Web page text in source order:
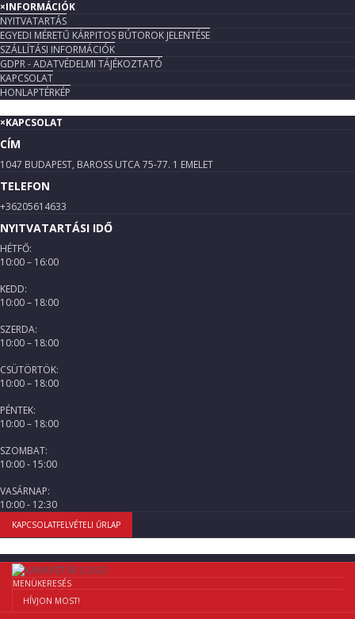
×INFORMÁCIÓK
NYITVATARTÁS
EGYEDI MÉRETŰ KÁRPITOS BÚTOROK JELENTÉSE
SZÁLLÍTÁSI INFORMÁCIÓK
GDPR - ADATVÉDELMI TÁJÉKOZTATÓ
KAPCSOLAT
HONLAPTÉRKÉP
×KAPCSOLAT
CÍM
1047 BUDAPEST, BAROSS UTCA 75-77. 1 EMELET
TELEFON
+36205614633
NYITVATARTÁSI IDŐ
HÉTFŐ:
10:00 – 16:00
KEDD:
10:00 – 18:00
SZERDA:
10:00 – 18:00
CSÜTÖRTÖK:
10:00 – 18:00
PÉNTEK:
10:00 – 18:00
SZOMBAT:
10:00 - 15:00
VASÁRNAP:
10:00 - 12:30
KAPCSOLATFELVÉTELI ŰRLAP
MENÜKERESÉS
HÍVJON MOST!